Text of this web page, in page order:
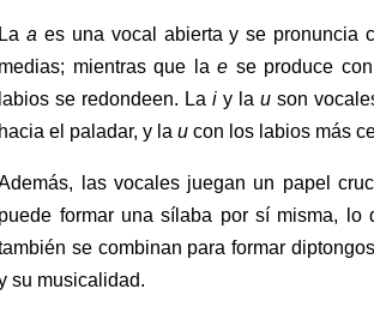
a es una vocal abierta y se pronuncia
mientras que lae se produce
se redondeen. Lai y lau son
el paladar, y lau con los labios más
las vocales juegan un papel
formar una sílaba por sí misma, lo
se combinan para formar
su musicalidad.